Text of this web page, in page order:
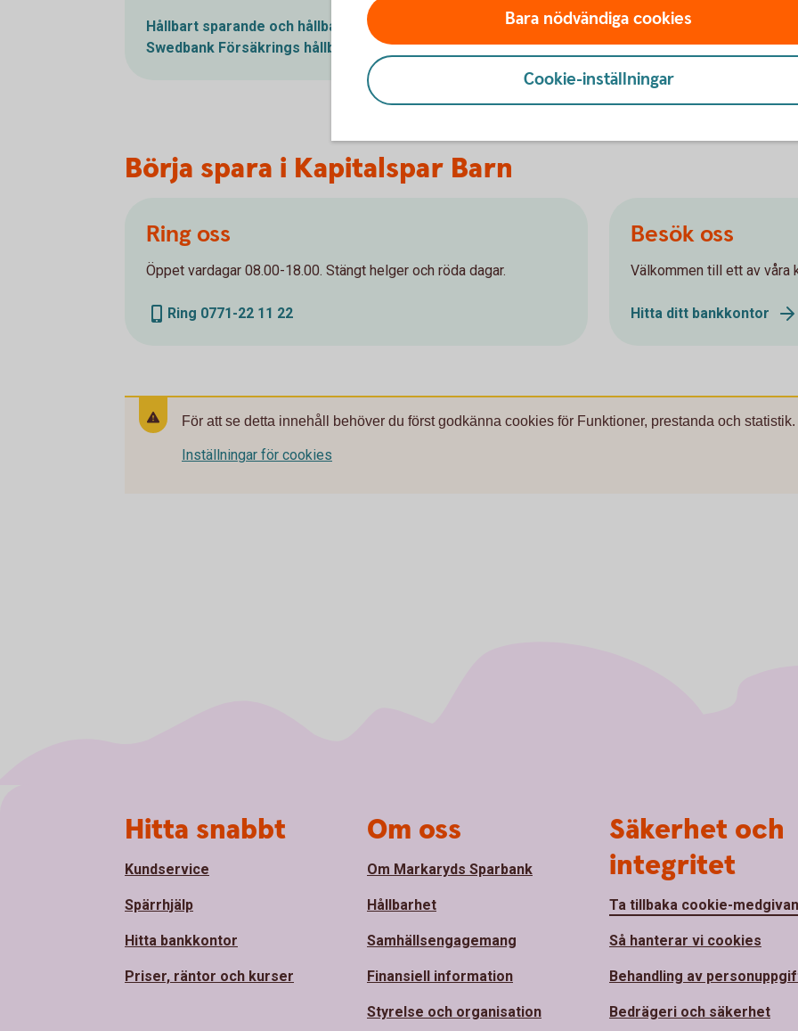
Hållbart sparande och hållbara fonder
Swedbank Försäkrings hållbarhetsarbete
Börja spara i Kapitalspar Barn
Ring oss
Öppet vardagar 08.00-18.00. Stängt helger och röda dagar.
Ring 0771-22 11 22
Besök oss
Välkommen till ett av våra
Hitta ditt bankkontor
För att se detta innehåll behöver du först godkänna cookies för Funktioner, prestanda och statistik.
Inställningar för cookies
Bara nödvändiga cookies
Cookie-inställningar
Hitta snabbt
Kundservice
Spärrhjälp
Hitta bankkontor
Priser, räntor och kurser
Om oss
Om Markaryds Sparbank
Hållbarhet
Samhällsengagemang
Finansiell information
Styrelse och organisation
Säkerhet och
integritet
Ta tillbaka cookie-
Så hanterar vi cookies
Behandling av
Bedrägeri och säkerhet